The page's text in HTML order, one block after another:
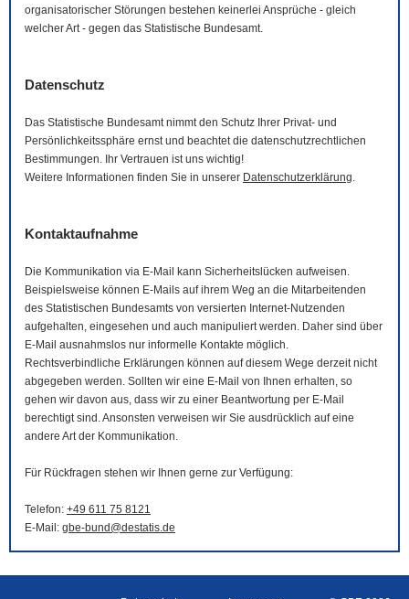
organisatorischer Störungen bestehen keinerlei Ansprüche - gleich
welcher Art - gegen das Statistische Bundesamt.
Datenschutz
Das Statistische Bundesamt nimmt den Schutz Ihrer Privat- und
Persönlichkeitssphäre ernst und beachtet die datenschutzrechtlichen
Bestimmungen. Ihr Vertrauen ist uns wichtig!
Weitere Informationen finden Sie in unserer Datenschutzerklärung.
Kontaktaufnahme
Die Kommunikation via E-Mail
kann Sicherheitslücken aufweisen.
Beispielsweise können E-Mails auf ihrem Weg an die Mitarbeitenden
des Statistischen Bundesamts von versierten Internet-Nutzenden
aufgehalten, eingesehen und auch manipuliert werden. Daher sind über
E-Mail ausnahmslos nur informelle Kontakte möglich.
Rechtsverbindliche Erklärungen können auf diesem Wege derzeit nicht
abgegeben werden. Sollten wir eine E-Mail von Ihnen erhalten, so
gehen wir davon aus, dass wir zu einer Beantwortung per E-Mail
berechtigt sind. Ansonsten verweisen wir Sie ausdrücklich auf eine
andere Art der Kommunikation.
Für Rückfragen stehen wir Ihnen gerne zur Verfügung:
Telefon: +49 611 75 8121
E-Mail : gbe-bund@destatis.de